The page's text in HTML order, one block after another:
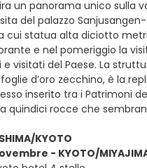
un panorama unico sulla
del palazzo
cui statua alta diciotto
e nel pomeriggio la
visitati del Paese. La
d’oro zecchino, è la
inserito tra i Patrimoni
quindici rocce che
KYOTO
- KYOTO/